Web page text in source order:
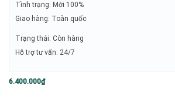
Tình trạng: Mới 100%
Giao hàng: Toàn quốc
Trạng thái: Còn hàng
Hỗ trợ tư vấn: 24/7
6.400.000₫